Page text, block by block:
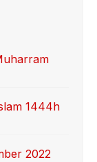
1444h
2022